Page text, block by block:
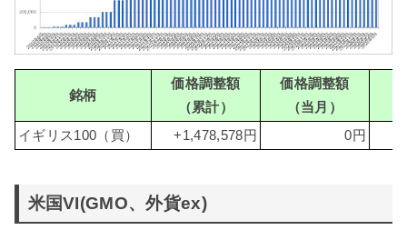
銘柄
価格調整額
（累計）
価格調整額
（当月）
イギリス100（買）
+1,478,578円 0円
米国VI(GMO、外貨ex)